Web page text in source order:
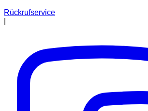
Rückrufservice